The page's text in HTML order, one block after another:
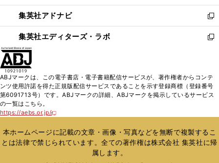
開
く
ウ
で
開
く
ン
ド
ウ
で
ウ
ィ
ン
ド
く
集英社アドナビ
新
し
い
ド
ウ
で
集英社エディターズ・ラボ
新
ィ
ン
開
く
ABJマークは、この電子書店・電子書籍配信サービスが、著作権者からコンテ
ンツ使用許諾を得た正規版配信サービスであることを示す登録商標（登録番号
第6091713号）です。ABJマークの詳細、ABJマークを掲示しているサービス
の一覧はこちら。
https://aebs.or.jp/
新
い
ウ
ィ
本ホームページに記載の文章・画像・写真などを無断で複製するこ
とは法律で禁じられています。全ての著作権は株式会社 集英社に帰
属します。